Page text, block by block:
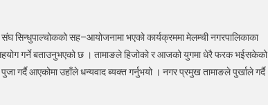
सिन्धुपाल्चोकको सह–आयोजनामा भएको कार्यक्रममा मेलम्ची नगरपालिकाका
गर्ने बताउनुभएको छ । तामाङले हिजोको र आजको युगमा धेरै फरक भईसकेको
गर्दै आएकोमा उहाँले धन्यवाद ब्यक्त गर्नुभयो । नगर प्रमुख तामाङले पुर्खाले गर्दै